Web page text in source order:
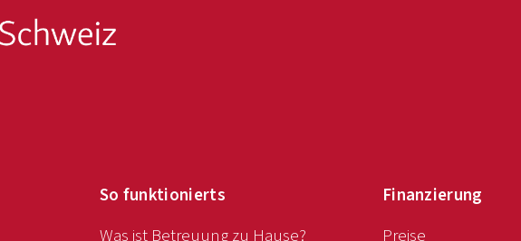
So funktionierts
Was ist Betreuung zu Hause?
Finanzierung
Preise